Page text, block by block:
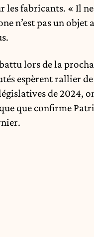
fabricants. « Il ne
n’est pas un objet
lors de la
espèrent rallier
de 2024,
que confirme